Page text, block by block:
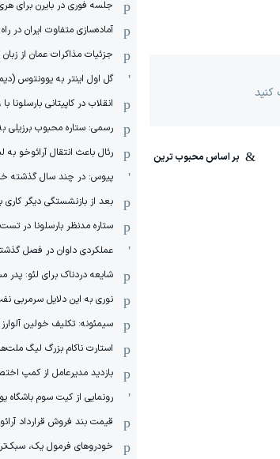
کنید
جلسه فوری در بایرن برای
آماده‌سازی متفاوت ایران در
جزئیات مذاکرات عمان از
گل اول اینتر به یوونتوس
انقلاب در کاپیتانی بارسلونا
رسمی: ستاره محبوب برزیلی
رئال باعث انتقال آرائوخو به
پیوس: در چند سال گذشته
بعد از بازنشستگی دیگر کاری
ستاره مدنظر بارسلونا در
عملکردی داوان در فصل
شایعه دردناک برای لئو:
نوری به این دلایل سرمربی
سیمئونه: تکلیف خولین
استارت ناکام بزرگ لیگ
بازدید مدیرعامل از کمپ
رونمایی از کیت سوم باشگاه
قیمت بند فروش قرارداد
خودروهای فرمول یک،